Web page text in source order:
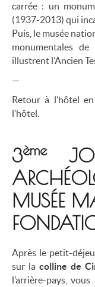
carrée : un
(1937-2013) qui
Puis, le musée
monumentales
illustrent l’Ancien
—
Retour à l’hôtel
l’hôtel.
3ème
MUSÉE
Après le petit-
sur la colline de
l’arrière-pays,